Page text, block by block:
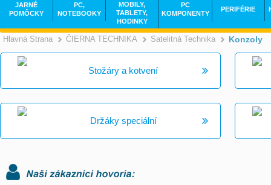
Hlavná Strana >
ČIERNA TECHNIKA >
Satelitná Technika Konzoly
Stožáry a kotvení
Držáky speciální
JARNÉ
POMÔCKY
PC,
NOTEBOOKY
MOBILY,
TABLETY,
HODINKY
PC
KOMPONENTY
PERIFÉRIE